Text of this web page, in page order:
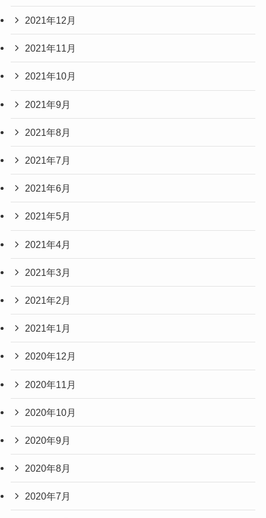
2021年12月
2021年11月
2021年10月
2021年9月
2021年8月
2021年7月
2021年6月
2021年5月
2021年4月
2021年3月
2021年2月
2021年1月
2020年12月
2020年11月
2020年10月
2020年9月
2020年8月
2020年7月